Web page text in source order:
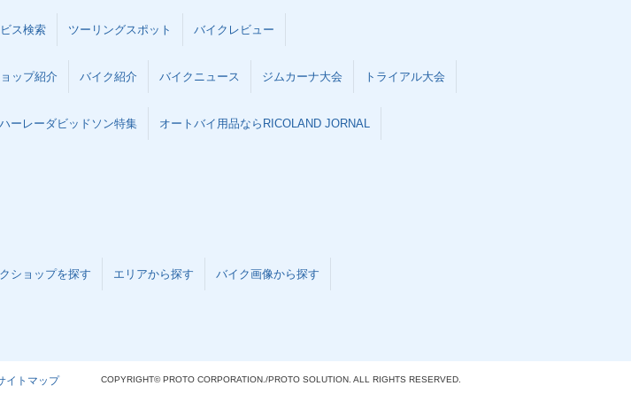
ス検索 ツーリングスポット バイクレビュー
ップ紹介 バイク紹介 バイクニュース ジムカーナ大会 トライアル大会
ハーレーダビッドソン特集 オートバイ用品ならRICOLAND JORNAL
ショップを探す エリアから探す バイク画像から探す
イトマップ COPYRIGHT© PROTO CORPORATION./PROTO SOLUTION. ALL RIGHTS RESERVED.